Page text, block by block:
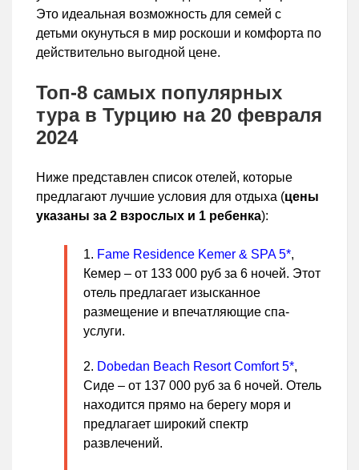
Это идеальная возможность для семей с
детьми окунуться в мир роскоши и комфорта по
действительно выгодной цене.
Топ-8 самых популярных
тура в Турцию на 20 февраля
2024
Ниже представлен список отелей, которые
предлагают лучшие условия для отдыха (цены
указаны за 2 взрослых и 1 ребенка):
Fame Residence Kemer & SPA 5*,
Кемер – от 133 000 руб за 6 ночей. Этот
отель предлагает изысканное
размещение и впечатляющие спа-
услуги.
Dobedan Beach Resort Comfort 5*,
Сиде – от 137 000 руб за 6 ночей. Отель
находится прямо на берегу моря и
предлагает широкий спектр
развлечений.